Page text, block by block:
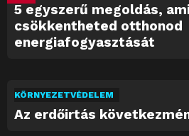
5 egyszerű megoldás,
csökkentheted otthonod
energiafogyasztását
KÖRNYEZETVÉDELEM
Az erdőirtás